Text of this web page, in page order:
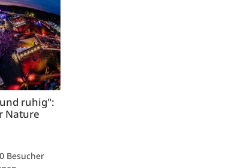
ruhig":
Nature
Besucher